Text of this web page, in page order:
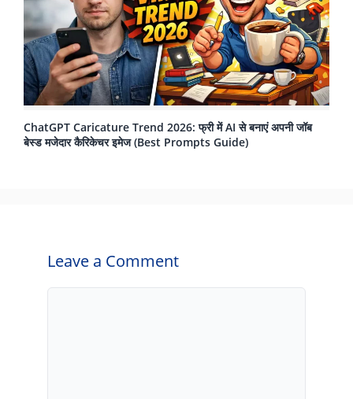
ChatGPT Caricature Trend 2026: फ्री में AI से बनाएं अपनी जॉब
बेस्ड मजेदार कैरिकेचर इमेज (Best Prompts Guide)
Leave a Comment